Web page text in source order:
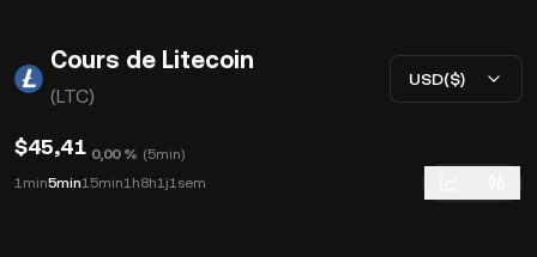
Cours de Litecoin
(LTC)
USD($)
$45,41 0,00 % (5min)
1min5min15min1h8h1j1sem